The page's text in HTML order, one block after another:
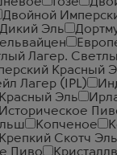
Двойной
Дикий Эль
Лагер.
Красный
Лагер (IPL)
Эль
Историческое
Копченое
Крепкий Скотч Эль